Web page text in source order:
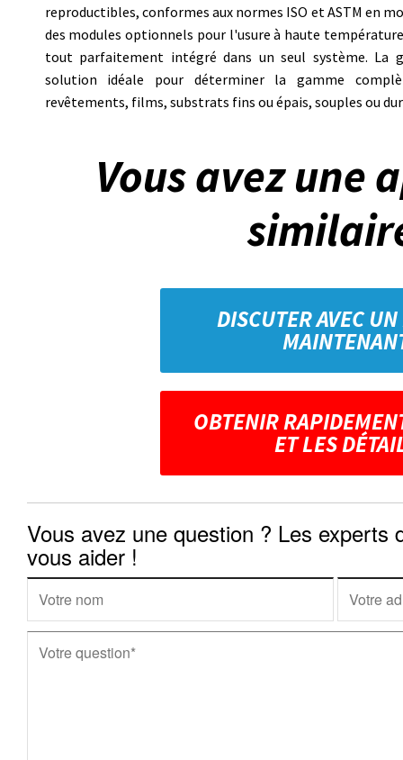
reproductibles, conformes aux normes ISO et ASTM en
des modules optionnels pour l'usure à haute
tout parfaitement intégré dans un seul système. La
solution idéale pour déterminer la gamme
revêtements, films, substrats fins ou épais, souples ou
Vous avez une
DISCUTER AVEC
OBTENIR
ET LES
Vous avez une question ? Les experts
vous aider !